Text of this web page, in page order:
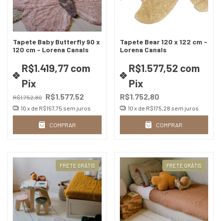
Tapete Baby Butterfly 90 x
120 cm - Lorena Canals
R$1.752,80 R$1.577,52
R$1.419,77 com
Pix
10 x de R$157,75 sem juros
COMPRAR
Tapete Bear 120 x 122 cm -
Lorena Canals
R$1.752,80
R$1.577,52 com
Pix
10 x de R$175,28 sem juros
COMPRAR
FRETE GRÁTIS FRETE GRÁTIS